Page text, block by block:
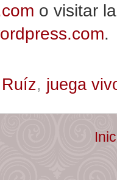
o visitar
.
, juega